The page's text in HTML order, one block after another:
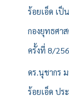
ร้อยเอ็ด เป็
กองยุทธศา
ครั้งที่ 8/
ดร.นุชากร
ร้อยเอ็ด ป